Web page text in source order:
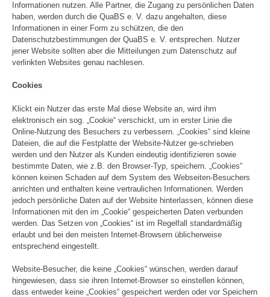
Informationen nutzen. Alle Partner, die Zugang zu persönlichen Daten
haben, werden durch die QuaBS e. V. dazu angehalten, diese
Informationen in einer Form zu schützen, die den
Datenschutzbestimmungen der QuaBS e. V. entsprechen. Nutzer
jener Website sollten aber die Mitteilungen zum Datenschutz auf
verlinkten Websites genau nachlesen.
Cookies
Klickt ein Nutzer das erste Mal diese Website an, wird ihm
elektronisch ein sog. „Cookie“ verschickt, um in erster Linie die
Online-Nutzung des Besuchers zu verbessern. „Cookies“ sind kleine
Dateien, die auf die Festplatte der Website-Nutzer ge-schrieben
werden und den Nutzer als Kunden eindeutig identifizieren sowie
bestimmte Daten, wie z.B. den Browser-Typ, speichern. „Cookies“
können keinen Schaden auf dem System des Webseiten-Besuchers
anrichten und enthalten keine vertraulichen Informationen. Werden
jedoch persönliche Daten auf der Website hinterlassen, können diese
Informationen mit den im „Cookie“ gespeicherten Daten verbunden
werden. Das Setzen von „Cookies“ ist im Regelfall standardmäßig
erlaubt und bei den meisten Internet-Browsern üblicherweise
entsprechend eingestellt.
Website-Besucher, die keine „Cookies“ wünschen, werden darauf
hingewiesen, dass sie ihren Internet-Browser so einstellen können,
dass entweder keine „Cookies“ gespeichert werden oder vor Speichern